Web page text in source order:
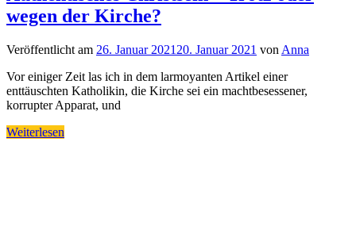
wegen der Kirche?
Veröffentlicht am 26. Januar 2021 20. Januar 2021 von Anna
Vor einiger Zeit las ich in dem larmoyanten Artikel einer
enttäuschten Katholikin, die Kirche sei ein machtbesessener,
korrupter Apparat, und
Weiterlesen